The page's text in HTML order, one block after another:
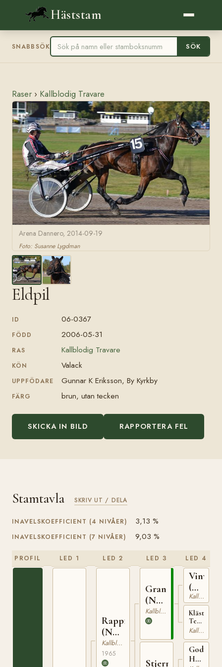
Häststam
SNABBSÖK SÖK
Raser › Kallblodig Travare
Arena Dannero, 2014-09-19
Foto: Susanne Lygdman
Eldpil
ID 06-0367
FÖDD 2006-05-31
RAS Kallblodig Travare
KÖN Valack
UPPFÖDARE Gunnar K Eriksson, By Kyrkby
FÄRG brun, utan tecken
SKICKA IN BILD RAPPORTERA FEL
Stamtavla SKRIV UT / DELA
INAVELSKOEFFICIENT (4 NIVÅER) 3,13 %
INAVELSKOEFFICIENT (7 NIVÅER) 9,03 %
PROFIL LED 1 LED 2
Rappfot
(NO)
NT
75
Kallblodig Travare
1965
LED 3
Granvar
(NO)
NT
52
Kallblodig Travare
Stjernefrid
LED 4
Vinvar
(NO)
T-
230
Kallblodig Travare
Klästad
Terna
(NO)
1427
Kallblodig Travare
Godt
Håp